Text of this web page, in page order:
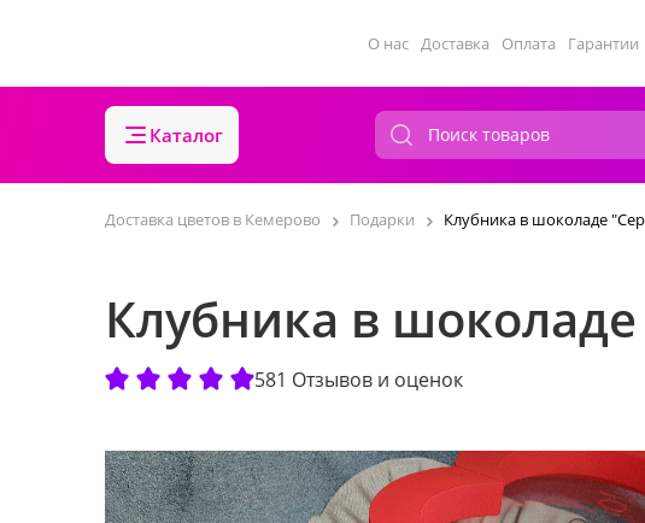
О нас Доставка Оплата Гарантии
Каталог
Доставка цветов в Кемерово Подарки Клубника в шоколаде
Клубника в
581 Отзывов и оценок